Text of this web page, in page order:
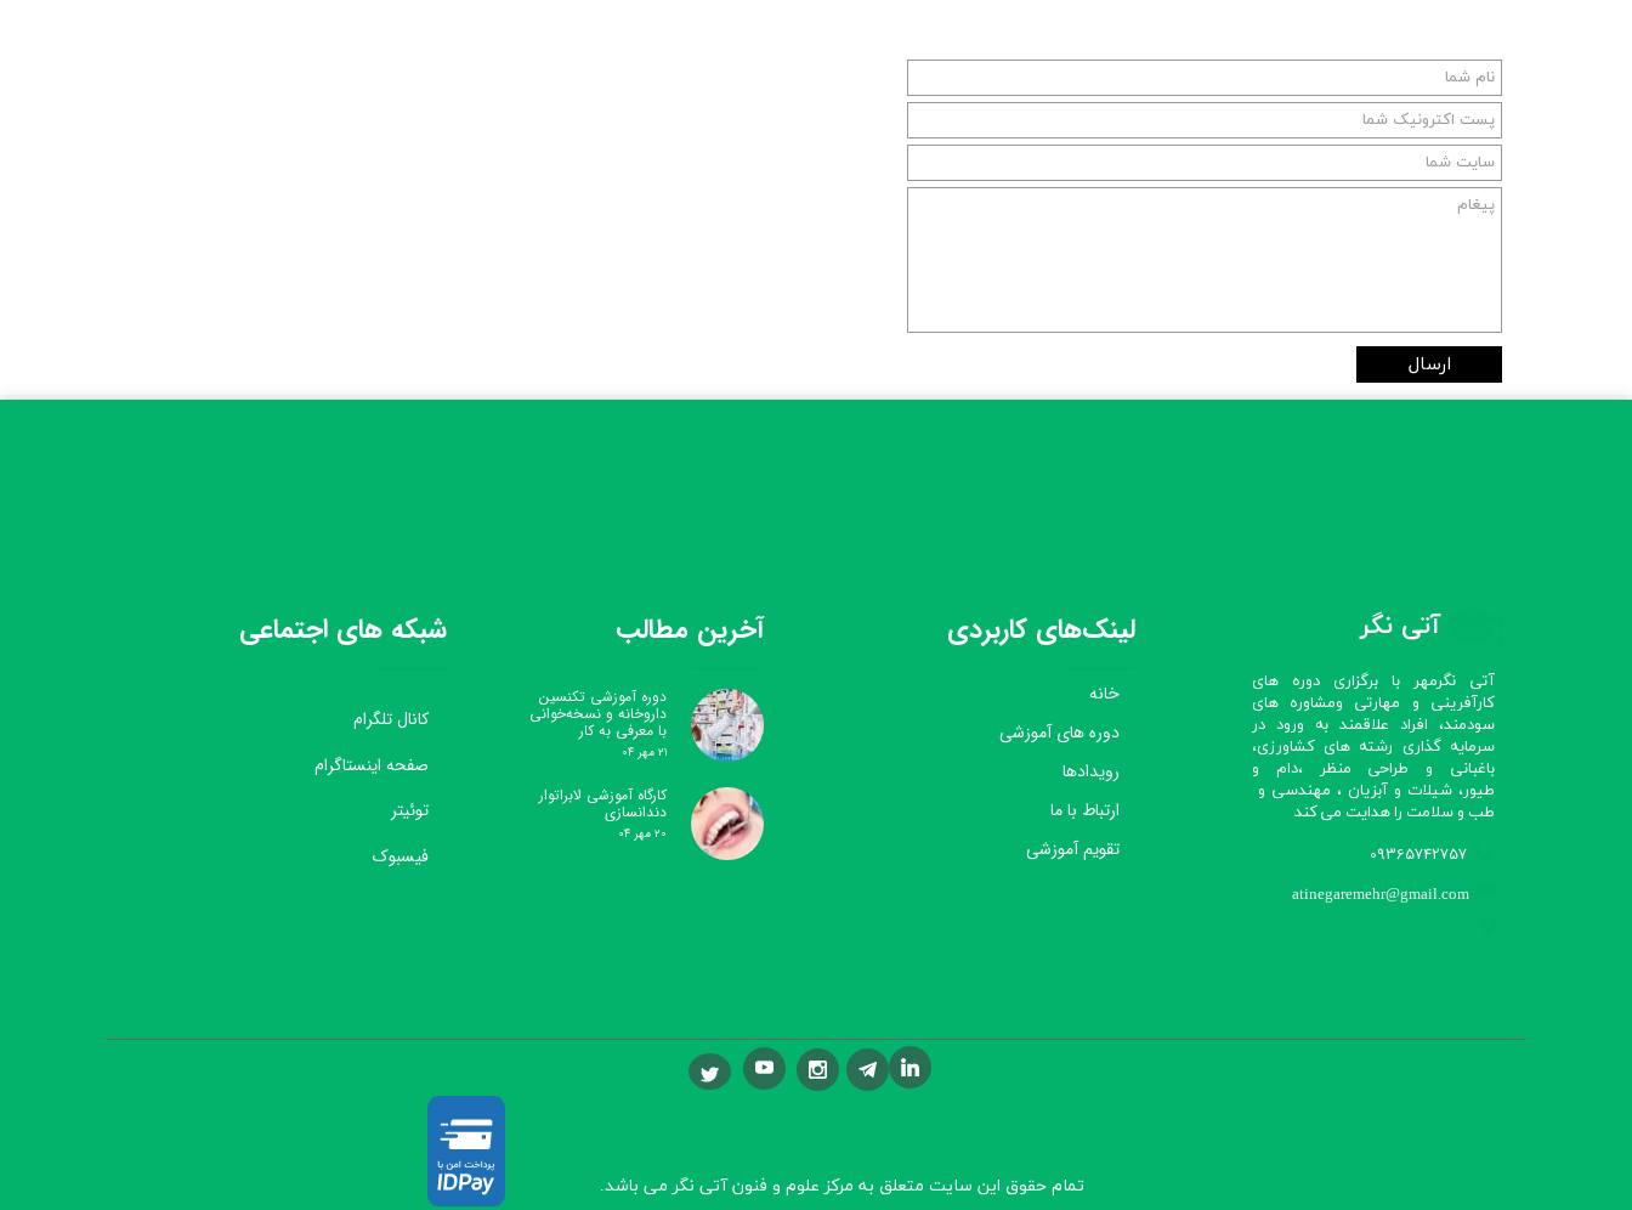
ارسال
آتی نگر
آتی نگرمهر با برگزاری دوره های
کارآفرینی و مهارتی ومشاوره های
سودمند، افراد علاقمند به ورود در
سرمایه گذاری رشته های کشاورزی،
باغبانی و طراحی منظر ،دام و
طیور، شیلات و آبزیان ، مهندسی و
طب و سلامت را هدایت می کند​​​​​​​
09365742757
atinegaremehr@gmail.com
لینک‌های کاربردی
خانه
دوره های آموزشی
رویدادها
ارتباط با ما
تقویم آموزشی
آخرین مطالب
دوره آموزشی تکنسین
داروخانه و نسخه‌خوانی
با معرفی به کار
۲۱ مهر ۰۴
کارگاه آموزشی لابراتوار
دندانسازی
۲۰ مهر ۰۴
شبکه های اجتماعی
کانال تلگرام
صفحه اینستاگرام
توئیتر
فیسبوک
تمام حقوق این سایت متعلق به مرکز علوم و فنون آتی نگر می باشد.